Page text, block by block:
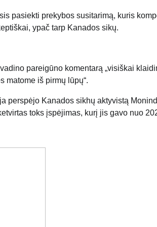
pasiekti prekybos susitarimą, kuris
ypač tarp Kanados sikų.
pareigūno komentarą „visiškai
matome iš pirmų lūpų“.
perspėjo Kanados sikhų aktyvistą
toks įspėjimas, kurį jis gavo nuo